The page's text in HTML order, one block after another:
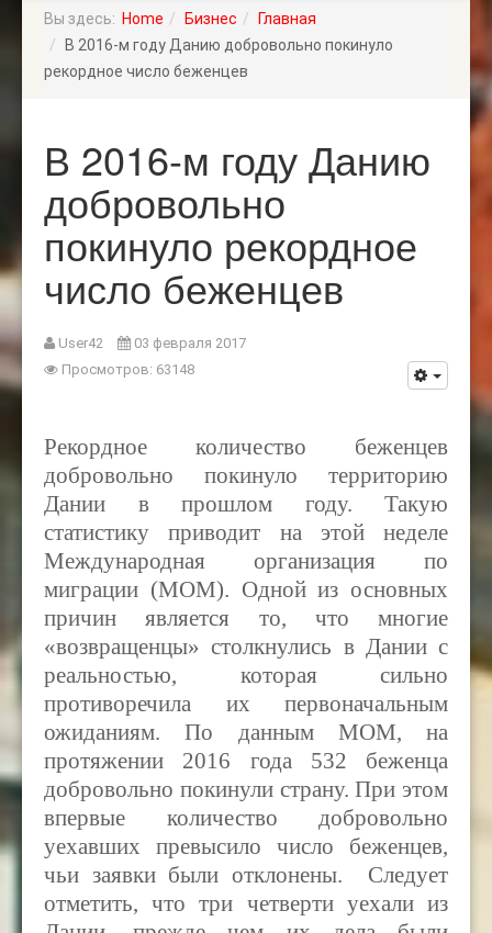
Вы здесь: Home Бизнес
Главная
В 2016-м году Данию добровольно покинуло
рекордное число беженцев
В 2016-м году Данию
добровольно
покинуло рекордное
число беженцев
User42
03 февраля 2017
Просмотров: 63148
Рекордное количество беженцев
добровольно покинуло территорию
Дании в прошлом году. Такую
статистику приводит на этой неделе
Международная организация по
миграции (MOM). Одной из основных
причин является то, что многие
«возвращенцы» столкнулись в Дании с
реальностью, которая сильно
противоречила их первоначальным
ожиданиям. По данным MOM, на
протяжении 2016 года 532 беженца
добровольно покинули страну. При этом
впервые количество добровольно
уехавших превысило число беженцев,
чьи заявки были отклонены. Следует
отметить, что три четверти уехали из